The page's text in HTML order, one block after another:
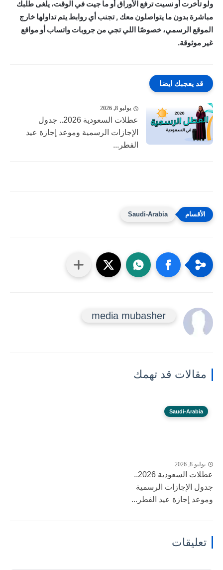
ولو تأخرت أو نسيت ترفع الأوراق أو ما جيت في الوقت، يلغى طلبك
مباشرة بدون ما يتواصلون معك , تجنب أي روابط يتم تداولها خارج
الموقع الرسمي، خصوصًا اللي تجي من جروبات واتساب أو مواقع
غير موثوقة.
قد يعجبك ايضا
يوليو 8, 2026
عطلات السعودية 2026.. جدول
الإجازات الرسمية وموعد إجازة عيد
الفطر...
Saudi-Arabia
media mubasher
مقالات قد تهمك
Saudi-Arabia
يوليو 8, 2026
عطلات السعودية 2026..
جدول الإجازات الرسمية
وموعد إجازة عيد الفطر...
تعليقات